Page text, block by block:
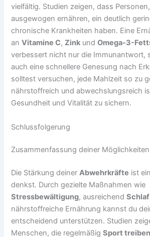
vielfältig. Studien zeigen, dass
ausgewogen ernähren, ein deutlich
chronische Krankheiten haben. Eine
anVitamine C,Zink undOmega-3-
verbessert nicht nur die Immunantwort,
auch eine schnellere Genesung nach
solltest versuchen, jede Mahlzeit so zu
nährstoffreich und abwechslungsreich
Gesundheit und Vitalität zu sichern.
Schlussfolgerung
Zusammenfassung deiner Möglichkeiten
Die Stärkung deinerAbwehrkräfte ist
denkst. Durch gezielte Maßnahmen wie
Stressbewältigung, ausreichendSchlaf
nährstoffreiche Ernährung kannst du
entscheidend unterstützen. Studien
Menschen, die regelmäßigSport treiben